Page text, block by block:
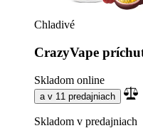
Chladivé
CrazyVape
Skladom online
a v 11 predajniach
Skladom v predajniach